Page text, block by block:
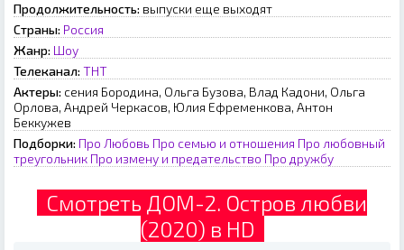
Продолжительность: выпуски еще выходят
Страны: Россия
Жанр: Шоу
Телеканал: ТНТ
Актеры: сения Бородина, Ольга Бузова, Влад Кадони, Ольга
Орлова, Андрей Черкасов, Юлия Ефременкова, Антон
Беккужев
Подборки: Про Любовь Про семью и отношения Про любовный
треугольник Про измену и предательство Про дружбу
Смотреть ДОМ-2. Остров любви
(2020) в HD